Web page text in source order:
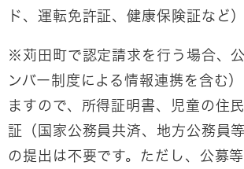
ド、運転免許証、健康保険証など）
※苅田町で認定請求を行う場合、
ンバー制度による情報連携を含む
ますので、所得証明書、児童の住
証（国家公務員共済、地方公務員
の提出は不要です。ただし、公募